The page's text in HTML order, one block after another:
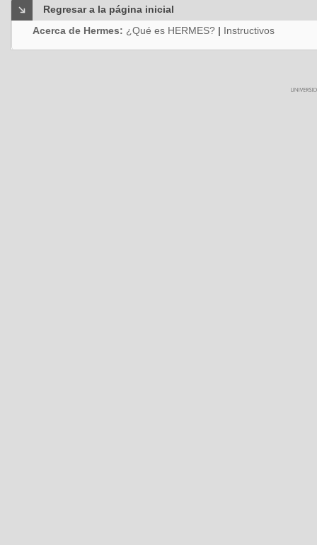
Regresar a la página inicial
Acerca de Hermes: ¿Qué es HERMES? | Instructivos